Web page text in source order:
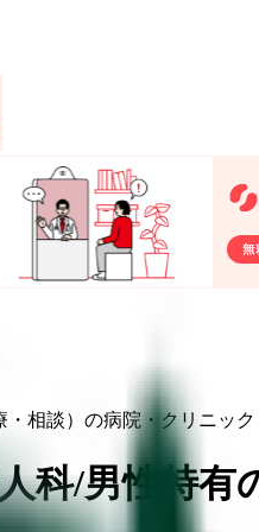
相談）の病院・クリニック
科/男性特有